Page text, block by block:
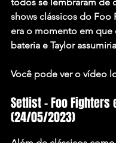
shows clássicos do Foo
era o momento em que
bateria e Taylor
Você pode ver o vídeo
Setlist – Foo Fighters
(24/05/2023)